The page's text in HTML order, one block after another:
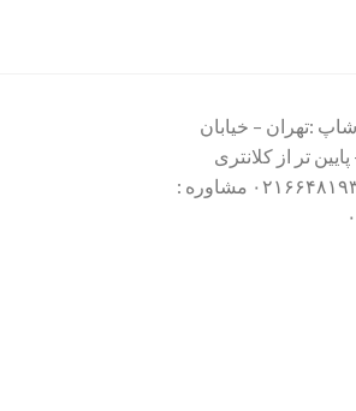
:تهران – خیابان
تر از کلانتری
جامی تلفن : ۰۲۱۶۶۴۸۱۹۳۳ مشاوره :